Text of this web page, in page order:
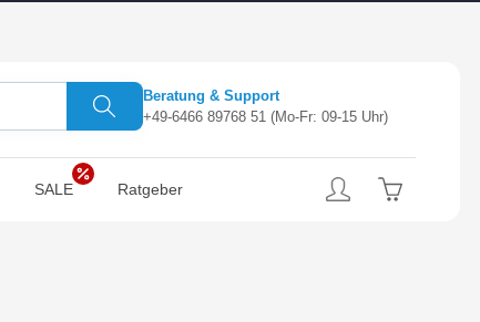
SALE Ratgeber
Beratung & Support
+49-6466 89768 51 (Mo-Fr: 09-15 Uhr)